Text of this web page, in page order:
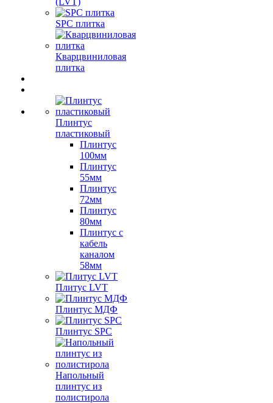
SPC плитка
Кварцвиниловая
плитка
Плинтус
пластиковый
Плинтус
100мм
Плинтус
55мм
Плинтус
72мм
Плинтус
80мм
Плинтус с
кабель
каналом
58мм
Плитус LVT
Плинтус МДФ
Плинтус SPC
Напольный
плинтус из
полистирола